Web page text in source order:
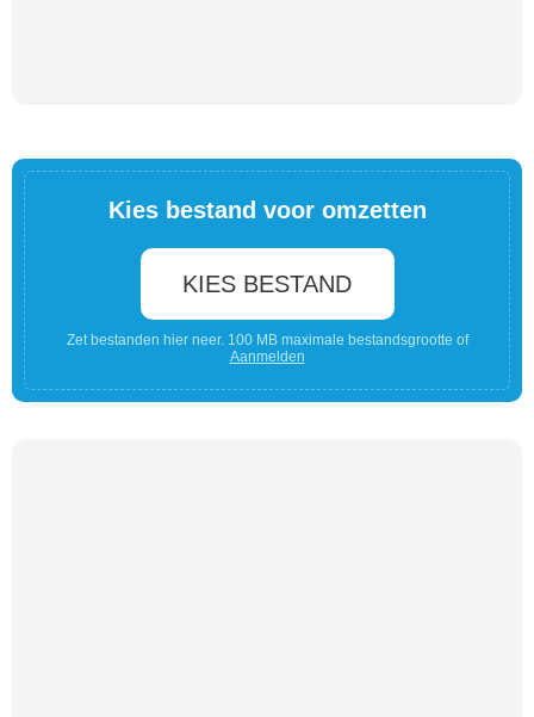
Kies bestand voor omzetten
KIES BESTAND
Zet bestanden hier neer. 100 MB maximale bestandsgrootte of
Aanmelden